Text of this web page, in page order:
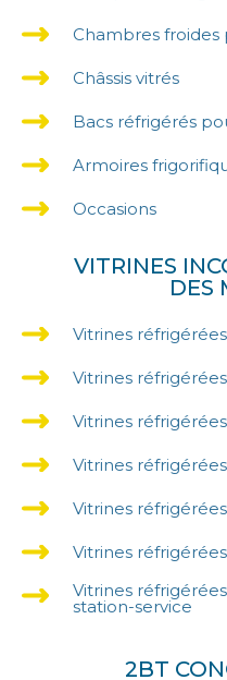
Chambres froides
Châssis vitrés
Bacs réfrigérés
Armoires
Occasions
VITRINES
DES
Vitrines
Vitrines
Vitrines
Vitrines
Vitrines
Vitrines
Vitrines
station-service
2BT